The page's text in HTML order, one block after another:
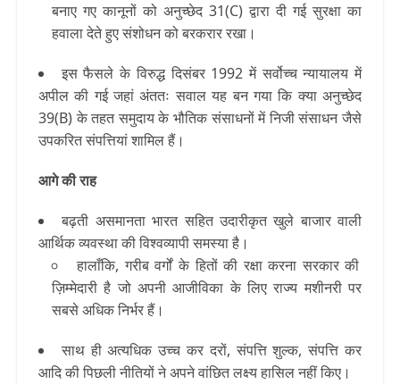
बनाए गए कानूनों को अनुच्छेद 31(C) द्वारा दी गई सुरक्षा का
हवाला देते हुए संशोधन को बरकरार रखा।
इस फैसले के विरुद्ध दिसंबर 1992 में सर्वोच्च न्यायालय में
अपील की गई जहां अंततः सवाल यह बन गया कि क्या अनुच्छेद
39(B) के तहत समुदाय के भौतिक संसाधनों में निजी संसाधन जैसे
उपकरित संपत्तियां शामिल हैं।
आगे की राह
बढ़ती असमानता भारत सहित उदारीकृत खुले बाजार वाली
आर्थिक व्यवस्था की विश्वव्यापी समस्या है।
हालाँकि, गरीब वर्गों के हितों की रक्षा करना सरकार की
ज़िम्मेदारी है जो अपनी आजीविका के लिए राज्य मशीनरी पर
सबसे अधिक निर्भर हैं।
साथ ही अत्यधिक उच्च कर दरों, संपत्ति शुल्क, संपत्ति कर
आदि की पिछली नीतियों ने अपने वांछित लक्ष्य हासिल नहीं किए।